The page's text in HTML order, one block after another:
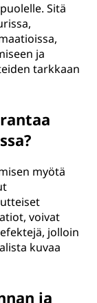
Sitä
ja
tarkkaan
myötä
voivat
jolloin
kuvaa
ja